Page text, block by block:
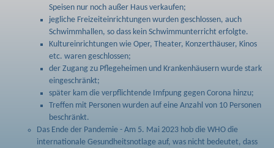
Speisen nur noch außer Haus verkaufen;
jegliche Freizeiteinrichtungen wurden geschlossen, auch
Schwimmhallen, so dass kein Schwimmunterricht erfolgte.
Kultureinrichtungen wie Oper, Theater, Konzerthäuser, Kinos
etc. waren geschlossen;
der Zugang zu Pflegeheimen und Krankenhäusern wurde stark
eingeschränkt;
später kam die verpflichtende Imfpung gegen Corona hinzu;
Treffen mit Personen wurden auf eine Anzahl von 10 Personen
beschränkt.
Das Ende der Pandemie - Am 5. Mai 2023 hob die WHO die
internationale Gesundheitsnotlage auf, was nicht bedeutet, dass